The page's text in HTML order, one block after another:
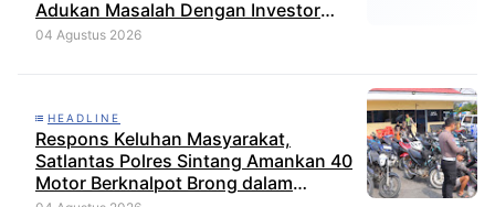
Adukan Masalah Dengan Investor
Perkebunan
04 Agustus 2026
HEADLINE
Respons Keluhan Masyarakat,
Satlantas Polres Sintang Amankan 40
Motor Berknalpot Brong dalam